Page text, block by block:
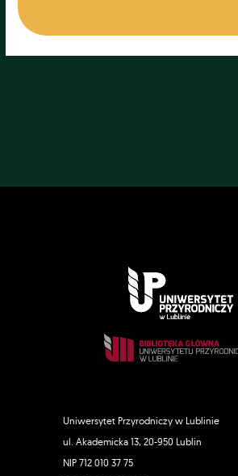
Uniwersytet Przyrodniczy w Lublinie
ul. Akademicka 13, 20-950 Lublin
NIP 712 010 37 75